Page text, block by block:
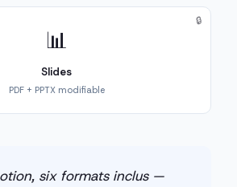
📊
Slides
PDF + PPTX modifiable
🔒
six formats inclus —